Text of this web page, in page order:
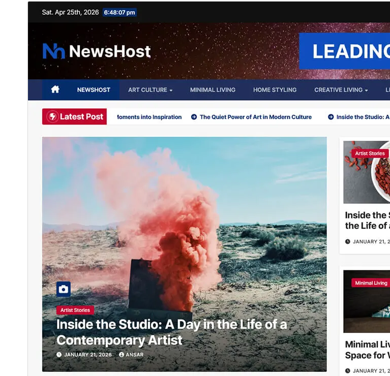
بۇNewsup نىڭ بالا ئۆرنەكى.
نەشرى
ئاخىرقى يېڭىلانغان ۋاقتى
2026-يىل 14-5
ئاكتىپ ئورنىتىش سانى
500+
6.6
7.4
ئۆرنەك باش بېتى